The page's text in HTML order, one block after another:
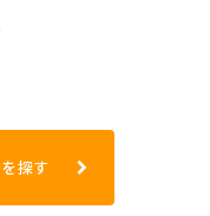
探す